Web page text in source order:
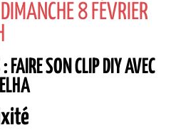
8 FÉVRIER
FAIRE SON CLIP DIY AVEC